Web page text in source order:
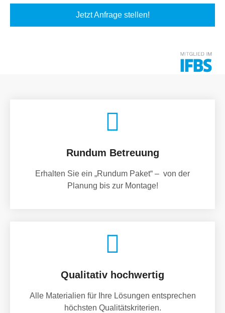
Jetzt Anfrage stellen!
Rundum Betreuung
Erhalten Sie ein „Rundum Paket“ – von der
Planung bis zur Montage!
Qualitativ hochwertig
Alle Materialien für Ihre Lösungen entsprechen
höchsten Qualitätskriterien.